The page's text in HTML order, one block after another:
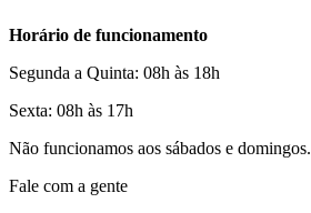
Horário de funcionamento
Segunda a Quinta: 08h às 18h
Sexta: 08h às 17h
Não funcionamos aos sábados e domingos.
Fale com a gente